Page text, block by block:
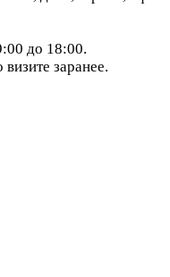
до 18:00.
заранее.